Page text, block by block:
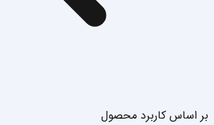
بر اساس کاربرد محصول